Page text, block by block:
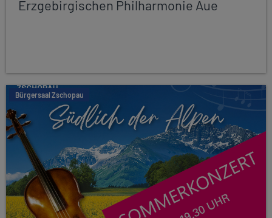
Erzgebirgischen Philharmonie Aue
Bürgersaal Zschopau